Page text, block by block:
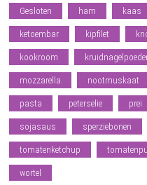
Gesloten ham kaas
ketoembar kipfilet
kookroom
mozzarella nootmuskaat
pasta peterselie prei
sojasaus sperziebonen
tomatenketchup
wortel